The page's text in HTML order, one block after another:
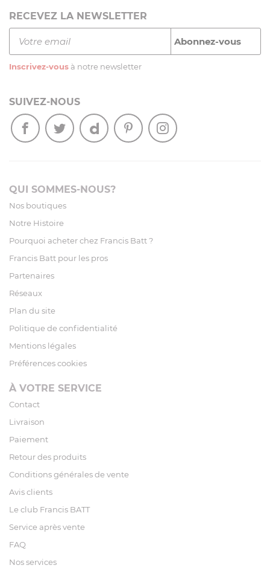
RECEVEZ LA NEWSLETTER
Inscrivez-vous à notre newsletter
SUIVEZ-NOUS
QUI SOMMES-NOUS?
Nos boutiques
Notre Histoire
Pourquoi acheter chez Francis Batt ?
Francis Batt pour les pros
Partenaires
Réseaux
Plan du site
Politique de confidentialité
Mentions légales
Préférences cookies
À VOTRE SERVICE
Contact
Livraison
Paiement
Retour des produits
Conditions générales de vente
Avis clients
Le club Francis BATT
Service après vente
FAQ
Nos services